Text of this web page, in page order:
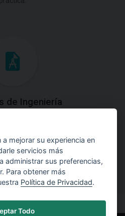
de Ingeniería
de Ingeniería con las teorías y
del uso de software.
mejorar su experiencia en
servicios más
administrar sus preferencias,
Para obtener más
Política de Privacidad.
Todo